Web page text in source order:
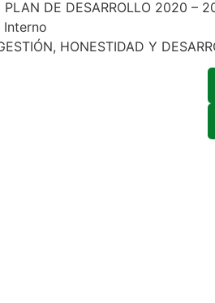
PLAN DE DESARROLLO 2020 –
HONESTIDAD Y